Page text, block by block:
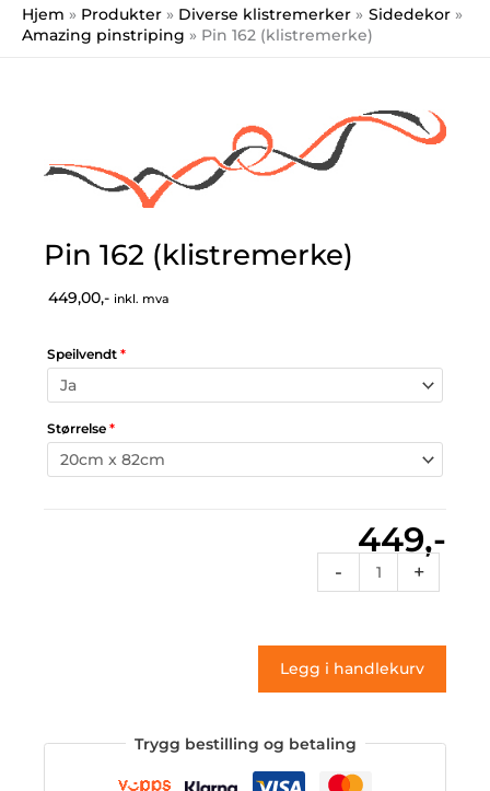
Hjem Produkter Diverse klistremerker
Sidedekor
Amazing pinstriping
Pin 162 (klistremerke)
Pin 162 (klistremerke)
449,00,- inkl. mva
Speilvendt *
Størrelse *
449,-
-
162
antall
+
Legg i handlekurv
Trygg bestilling og betaling